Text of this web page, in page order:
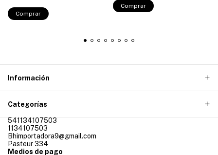
Información
Categorías
541134107503
1134107503
Bhimportadora9@gmail.com
Pasteur 334
Medios de pago